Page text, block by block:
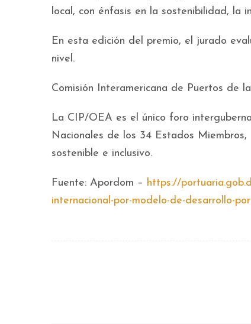
local, con énfasis en la sostenibilidad, la
En esta edición del premio, el jurado
nivel.
Comisión Interamericana de Puertos de
La CIP/OEA es el único foro
Nacionales de los 34 Estados
sostenible e inclusivo.
Fuente: Apordom – https://
internacional-por-modelo-de-desarrollo-